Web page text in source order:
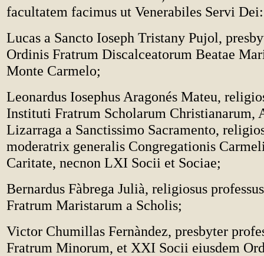
facultatem facimus ut Venerabiles Servi Dei:
Lucas a Sancto Ioseph Tristany Pujol,
Ordinis Fratrum Discalceatorum Beatae
Monte Carmelo;
Leonardus Iosephus Aragonés Mateu,
Instituti Fratrum Scholarum Christianarum,
Lizarraga a Sanctissimo Sacramento,
moderatrix generalis Congregationis
Caritate, necnon LXI Socii et Sociae;
Bernardus Fàbrega Julià, religiosus
Fratrum Maristarum a Scholis;
Victor Chumillas Fernàndez, presbyter
Fratrum Minorum, et XXI Socii eiusdem